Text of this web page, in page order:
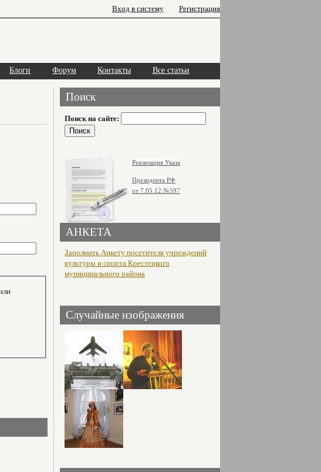
Вход в систему Регистрация
Блоги Форум Контакты Все статьи
Поиск
Поиск на сайте:
Реализация Указа
Президента РФ
от 7.05.12 №597
АНКЕТА
Заполнить Анкету посетителя учреждений
культуры и спорта Крестецкого
муниципального района
Случайные изображения